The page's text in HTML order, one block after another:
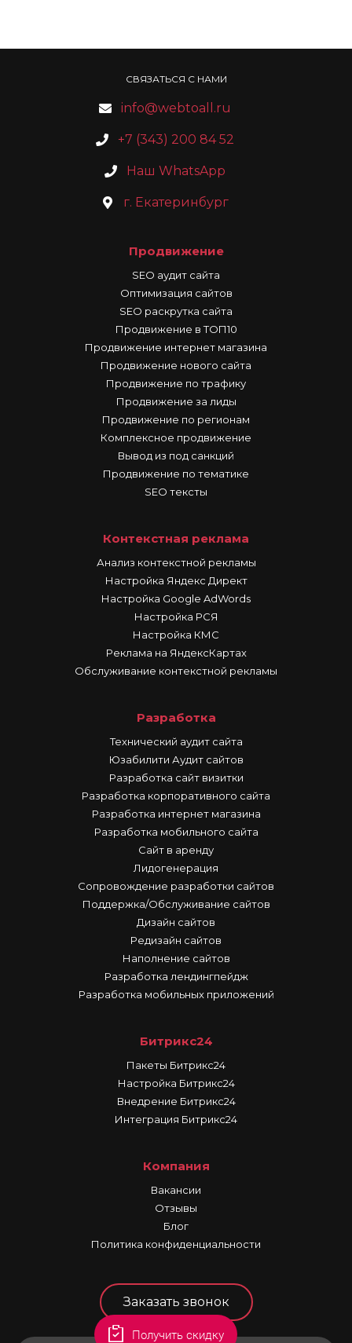
СВЯЗАТЬСЯ С НАМИ
info@webtoall.ru
+7 (343) 200 84 52
Наш WhatsApp
г. Екатеринбург
Продвижение
SEO аудит сайта
Оптимизация сайтов
SEO раскрутка сайта
Продвижение в ТОП10
Продвижение интернет магазина
Продвижение нового сайта
Продвижение по трафику
Продвижение за лиды
Продвижение по регионам
Комплексное продвижение
Вывод из под санкций
Продвижение по тематике
SEO тексты
Контекстная реклама
Анализ контекстной рекламы
Настройка Яндекс Директ
Настройка Google AdWords
Настройка РСЯ
Настройка КМС
Реклама на ЯндексКартах
Обслуживание контекстной рекламы
Разработка
Технический аудит сайта
Юзабилити Аудит сайтов
Разработка сайт визитки
Разработка корпоративного сайта
Разработка интернет магазина
Разработка мобильного сайта
Сайт в аренду
Лидогенерация
Сопровождение разработки сайтов
Поддержка/Обслуживание сайтов
Дизайн сайтов
Редизайн сайтов
Наполнение сайтов
Разработка лендингпейдж
Разработка мобильных приложений
Битрикс24
Пакеты Битрикс24
Настройка Битрикс24
Внедрение Битрикс24
Интеграция Битрикс24
Компания
Вакансии
Отзывы
Блог
Политика конфиденциальности
Заказать звонок
Получить скидку